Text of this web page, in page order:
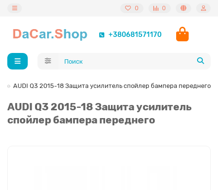
0 0
+380681571170
AUDI Q3 2015-18 Защита усилитель спойлер бампера переднего
AUDI Q3 2015-18 Защита усилитель
спойлер бампера переднего